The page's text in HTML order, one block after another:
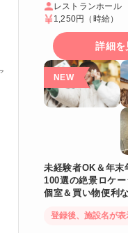
レストランホール
1,250円
（時給）
詳細を
未経験者OK＆年末
100選の絶景ロケ
個室＆買い物便利
登録後、施設名が